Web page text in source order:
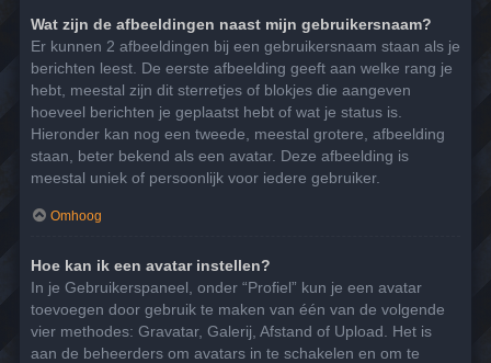
Wat zijn de afbeeldingen naast mijn gebruikersnaam?
Er kunnen 2 afbeeldingen bij een gebruikersnaam staan als je
berichten leest. De eerste afbeelding geeft aan welke rang je
hebt, meestal zijn dit sterretjes of blokjes die aangeven
hoeveel berichten je geplaatst hebt of wat je status is.
Hieronder kan nog een tweede, meestal grotere, afbeelding
staan, beter bekend als een avatar. Deze afbeelding is
meestal uniek of persoonlijk voor iedere gebruiker.
Omhoog
Hoe kan ik een avatar instellen?
In je Gebruikerspaneel, onder “Profiel” kun je een avatar
toevoegen door gebruik te maken van één van de volgende
vier methodes: Gravatar, Galerij, Afstand of Upload. Het is
aan de beheerders om avatars in te schakelen en om te